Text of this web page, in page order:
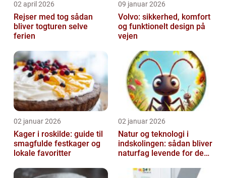
02 april 2026
Rejser med tog sådan
bliver togturen selve
ferien
09 januar 2026
Volvo: sikkerhed, komfort
og funktionelt design på
vejen
02 januar 2026
Kager i roskilde: guide til
smagfulde festkager og
lokale favoritter
02 januar 2026
Natur og teknologi i
indskolingen: sådan bliver
naturfag levende for de